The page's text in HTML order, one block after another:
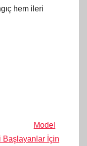
hem ileri
Model
Başlayanlar İçin